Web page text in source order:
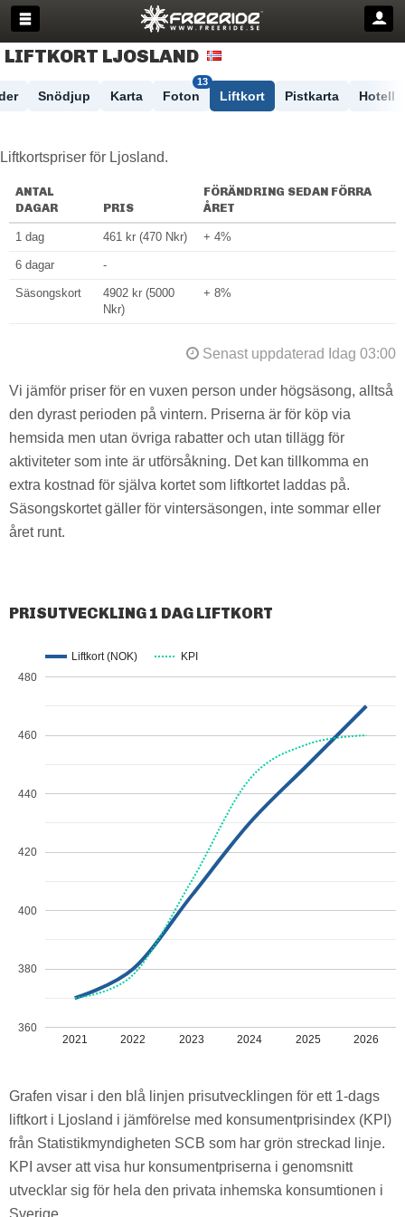
LIFTKORT LJOSLAND
Snödjup Karta Foton
13
Liftkort Pistkarta Hotell
Liftkortspriser för Ljosland.
ANTAL
DAGAR
PRIS
FÖRÄNDRING SEDAN FÖRRA
ÅRET
1 dag 461 kr (470 Nkr) + 4%
6 dagar -
Säsongskort
4902 kr (5000
Nkr)
+ 8%
Senast uppdaterad Idag 03:00
Vi jämför priser för en vuxen person under högsäsong, alltså
den dyrast perioden på vintern. Priserna är för köp via
hemsida men utan övriga rabatter och utan tillägg för
aktiviteter som inte är utförsåkning. Det kan tillkomma en
extra kostnad för själva kortet som liftkortet laddas på.
Säsongskortet gäller för vintersäsongen, inte sommar eller
året runt.
PRISUTVECKLING 1 DAG LIFTKORT
Liftkort (NOK) KPI
2021 2022 2023 2024 2025 2026
360
380
400
420
440
460
480
Grafen visar i den blå linjen prisutvecklingen för ett 1-dags
liftkort i Ljosland i jämförelse med konsumentprisindex (KPI)
från Statistikmyndigheten SCB som har grön streckad linje.
KPI avser att visa hur konsumentpriserna i genomsnitt
utvecklar sig för hela den privata inhemska konsumtionen i
Sverige.